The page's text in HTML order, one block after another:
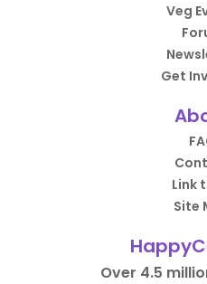
Veg
Get
Link
Site
Over 4.5